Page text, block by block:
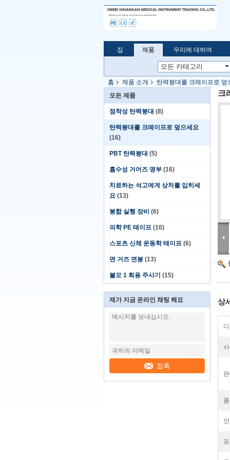
집 제품 우리에 대하여
홈 제품 소개 탄력붕대를 크레이프로 덮
모든 제품
점착성 탄력붕대 (8)
탄력붕대를 크레이프로 덮으세요
(16)
PBT 탄력붕대 (5)
흡수성 거어즈 명부 (16)
치료하는 석고에게 상처를 입히세
요 (13)
봉합 실행 장비 (6)
의학 PE 테이프 (10)
스포츠 신체 운동학 테이프 (6)
면 거즈 면봉 (13)
불모 1 회용 주사기 (15)
제가 지금 온라인 채팅 해요
접촉
크
상